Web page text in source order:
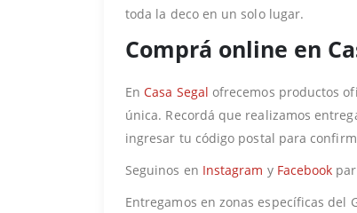
toda la deco en un solo lugar.
Comprá online en
EnCasa Segal ofrecemos productos
única. Recordá que realizamos
ingresar tu código postal para
Seguinos en Instagram y Facebook
Entregamos en zonas específicas